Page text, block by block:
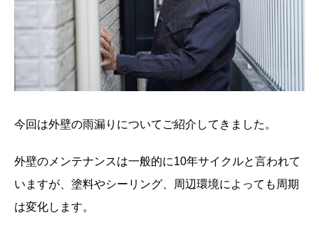
今回は外壁の雨漏りについてご紹介してきました。
外壁のメンテナンスは一般的に10年サイクルと言われて
いますが、塗料やシーリング、周辺環境によっても周期
は変化します。